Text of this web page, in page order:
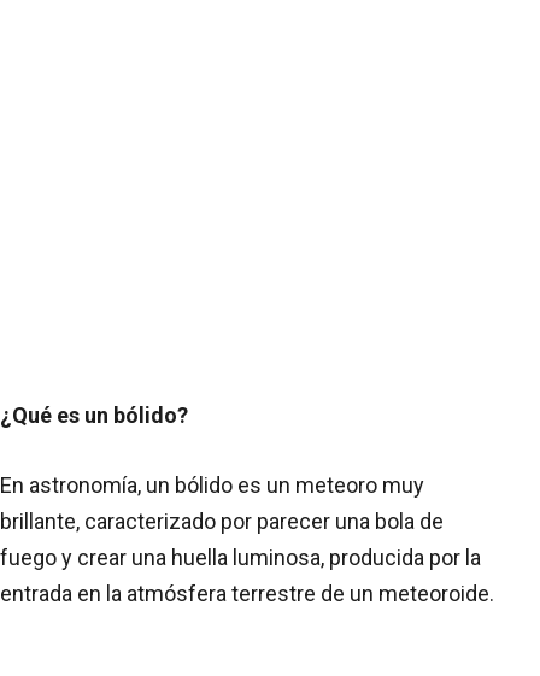
¿Qué es un bólido?
En astronomía, un bólido es un meteoro muy
brillante, caracterizado por parecer una bola de
fuego y crear una huella luminosa, producida por la
entrada en la atmósfera terrestre de un meteoroide.